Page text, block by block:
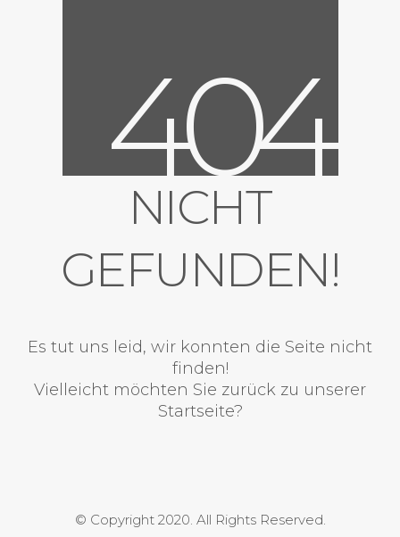
404
NICHT
GEFUNDEN!
Es tut uns leid, wir konnten die Seite nicht
finden!
Vielleicht möchten Sie zurück zu unserer
Startseite?
© Copyright 2020. All Rights Reserved.